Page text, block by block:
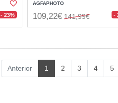
- 23%
AGFAPHOTO
109,22€ 141,99€ -
Anterior 1 2 3 4 5